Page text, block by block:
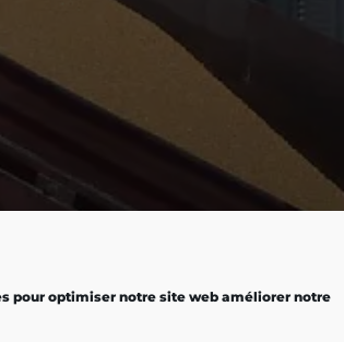
pour optimiser notre site web améliorer notre